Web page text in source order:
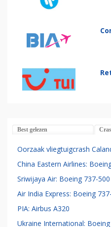
Best gelezen
Oorzaak vliegtuigcrash
China Eastern Airlines:
Sriwijaya Air: Boeing 737-500
Air India Express: Boeing
PIA: Airbus A320
Ukraine International: